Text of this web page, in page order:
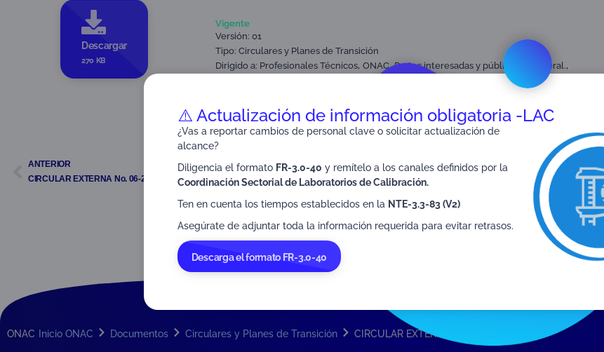
Descargar
270 KB
Vigente
Versión: 01
Tipo: Circulares y Planes de Transición
Dirigido a: Profesionales Técnicos, ONAC, Partes interesadas y público en general.,
ANTERIOR
CIRCULAR EXTERNA No. 06-2025
SIGUIENTE
Circular Externa N° 07-2025
ONAC Inicio ONAC Documentos Circulares y Planes de Transición CIRCULAR EXTERNA No. 05-2025
⚠️ Actualización de información obligatoria -LAC
¿Vas a reportar cambios de personal clave o solicitar actualización de
alcance?
Diligencia el formato FR-3.0-40 y remítelo a los canales definidos por la
Coordinación Sectorial de Laboratorios de Calibración.
Ten en cuenta los tiempos establecidos en la NTE-3.3-83 (V2)
Asegúrate de adjuntar toda la información requerida para evitar retrasos.
Descarga el formato FR-3.0-40